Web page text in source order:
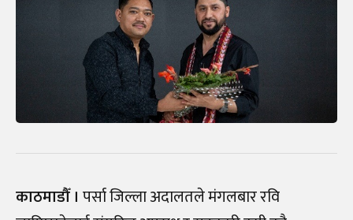
काठमाडौँ । पर्सा जिल्ला अदालतले मंगलबार रवि